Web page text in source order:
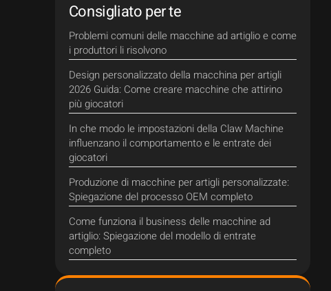
Consigliato per te
Problemi comuni delle macchine ad artiglio e come
i produttori li risolvono
Design personalizzato della macchina per artigli
2026 Guida: Come creare macchine che attirino
più giocatori
In che modo le impostazioni della Claw Machine
influenzano il comportamento e le entrate dei
giocatori
Produzione di macchine per artigli personalizzate:
Spiegazione del processo OEM completo
Come funziona il business delle macchine ad
artiglio: Spiegazione del modello di entrate
completo